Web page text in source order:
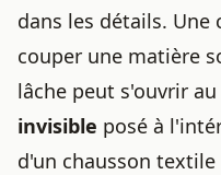
dans les détails.
couper une matière
lâche peut s'ouvrir
invisible posé à
d'un chausson